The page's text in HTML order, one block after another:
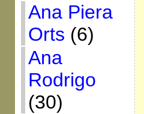
Ana Piera
Orts (6)
Ana
Rodrigo
(30)